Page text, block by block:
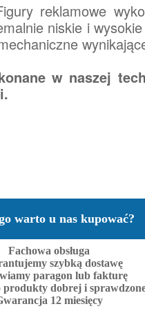
reklamowe
niskie i
w naszej
warto u nas kupować?
Fachowa obsługa
szybką dostawę
paragon lub fakturę
produkty dobrej i
12 miesięcy